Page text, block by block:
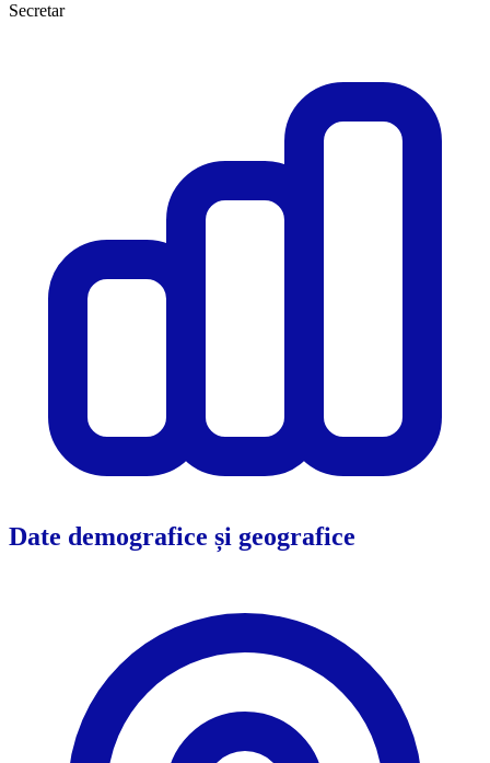
Secretar
Date demografice și geografice